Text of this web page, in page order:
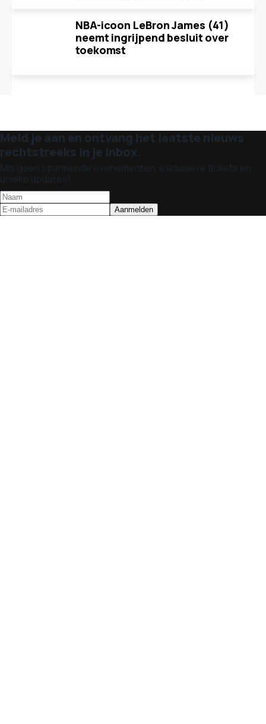
NBA-icoon LeBron James (41)
neemt ingrijpend besluit over
toekomst
Meld je aan en ontvang het laatste nieuws
rechtstreeks in je inbox.
Mis geen spannende evenementen, exclusieve tickets en
unieke updates!